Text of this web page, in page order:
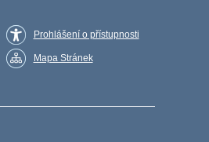
Prohlášení o přístupnosti
Mapa Stránek